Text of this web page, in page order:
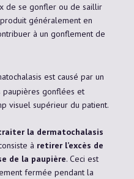
de se gonfler ou de saillir
généralement en
à un gonflement de
est causé par un
paupières gonflées et
visuel supérieur du patient.
la dermatochalasis
à retirer l’excès de
de la paupière. Ceci est
fermée pendant la